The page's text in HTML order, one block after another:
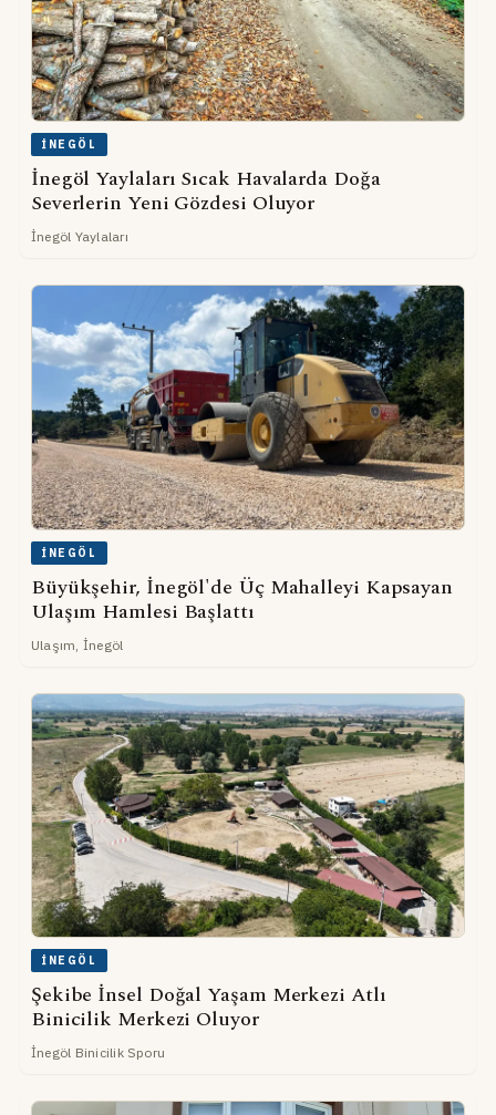
İNEGÖL
İnegöl Yaylaları Sıcak Havalarda Doğa
Severlerin Yeni Gözdesi Oluyor
İnegöl Yaylaları
İNEGÖL
Büyükşehir, İnegöl'de Üç Mahalleyi Kapsayan
Ulaşım Hamlesi Başlattı
Ulaşım, İnegöl
İNEGÖL
Şekibe İnsel Doğal Yaşam Merkezi Atlı
Binicilik Merkezi Oluyor
İnegöl Binicilik Sporu